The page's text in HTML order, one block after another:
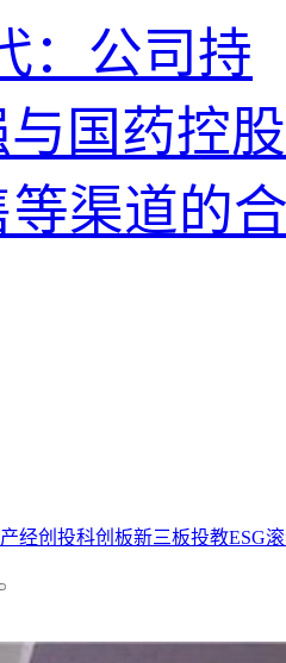
产经创投科创板新三板投教ESG